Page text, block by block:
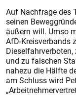
Auf Nachfrage des
seinen
äußern will. Umso
AfD-Kreisverbands
und zu falschen
nahezu die Hälfte
am Schluss wird